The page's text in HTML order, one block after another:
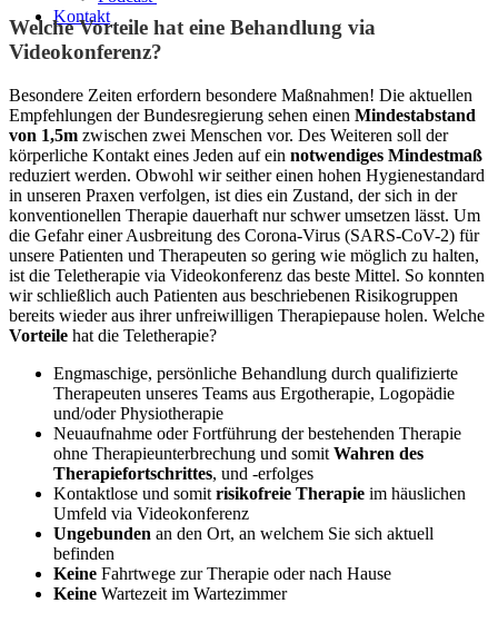
Kontakt
Welche Vorteile hat eine Behandlung via
Videokonferenz?
Besondere Zeiten erfordern besondere Maßnahmen! Die aktuellen
Empfehlungen der Bundesregierung sehen einen Mindestabstand
von 1,5m zwischen zwei Menschen vor. Des Weiteren soll der
körperliche Kontakt eines Jeden auf ein notwendiges Mindestmaß
reduziert werden. Obwohl wir seither einen hohen Hygienestandard
in unseren Praxen verfolgen, ist dies ein Zustand, der sich in der
konventionellen Therapie dauerhaft nur schwer umsetzen lässt. Um
die Gefahr einer Ausbreitung des Corona-Virus (SARS-CoV-2) für
unsere Patienten und Therapeuten so gering wie möglich zu halten,
ist die Teletherapie via Videokonferenz das beste Mittel. So konnten
wir schließlich auch Patienten aus beschriebenen Risikogruppen
bereits wieder aus ihrer unfreiwilligen Therapiepause holen. Welche
Vorteile hat die Teletherapie?
Engmaschige, persönliche Behandlung durch qualifizierte
Therapeuten unseres Teams aus Ergotherapie, Logopädie
und/oder Physiotherapie
Neuaufnahme oder Fortführung der bestehenden Therapie
ohne Therapieunterbrechung und somit Wahren des
Therapiefortschrittes, und -erfolges
Kontaktlose und somit risikofreie Therapie im häuslichen
Umfeld via Videokonferenz
Ungebunden an den Ort, an welchem Sie sich aktuell
befinden
Keine Fahrtwege zur Therapie oder nach Hause
Keine Wartezeit im Wartezimmer